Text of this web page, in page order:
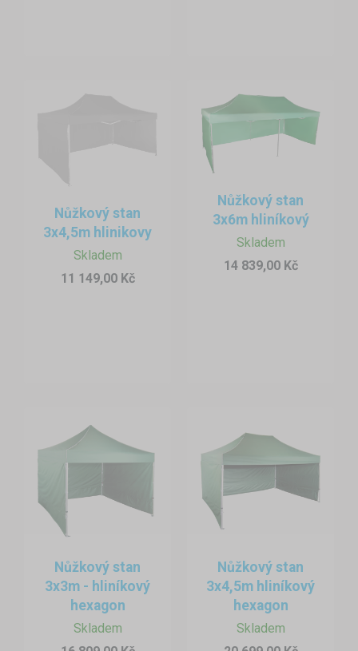
Nůžkový stan
3x4,5m hlinikovy
Skladem
11 149,00 Kč
Nůžkový stan
3x6m hliníkový
Skladem
14 839,00 Kč
Nůžkový stan
3x3m - hliníkový
hexagon
Skladem
Nůžkový stan
3x4,5m hliníkový
hexagon
Skladem